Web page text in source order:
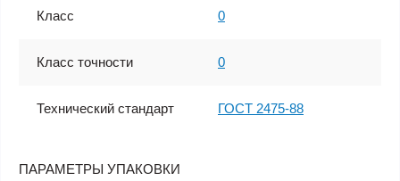
Класс 0
Класс точности 0
Технический стандарт ГОСТ 2475-88
ПАРАМЕТРЫ УПАКОВКИ